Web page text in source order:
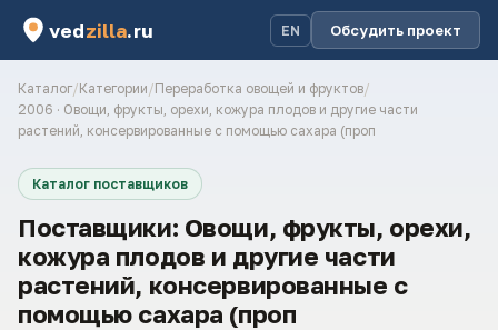
vedzilla.ru EN Обсудить проект
Каталог/Категории/Переработка овощей и фруктов/
2006 · Овощи, фрукты, орехи, кожура плодов и другие части
растений, консервированные с помощью сахара (проп
Каталог поставщиков
Поставщики: Овощи, фрукты, орехи,
кожура плодов и другие части
растений, консервированные с
помощью сахара (проп